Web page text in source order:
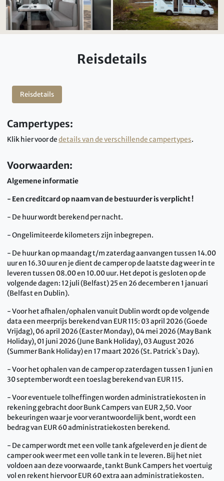
Reisdetails
Reisdetails
Campertypes:
Klik hier voor dedetails van de verschillende campertypes.
Voorwaarden:
Algemene informatie
- Een creditcard op naam van de bestuurder is verplicht !
- De huur wordt berekend per nacht.
- Ongelimiteerde kilometers zijn inbegrepen.
- De huur kan op maandag t/m zaterdag aanvangen tussen 14.00
uur en 16.30 uur en je dient de camper op de laatste dag weer in te
leveren tussen 08.00 en 10.00 uur. Het depot is gesloten op de
volgende dagen: 12 juli (Belfast) 25 en 26 december en 1 januari
(Belfast en Dublin).
- Voor het afhalen/ophalen vanuit Dublin wordt op de volgende
data een meerprijs berekend van EUR 115: 03 april 2026 (Goede
Vrijdag), 06 april 2026 (Easter Monday), 04 mei 2026 (May Bank
Holiday), 01 juni 2026 (June Bank Holiday), 03 August 2026
(Summer Bank Holiday) en 17 maart 2026 (St. Patrick`s Day).
- Voor het ophalen van de camper op zaterdagen tussen 1 juni en
30 september wordt een toeslag berekend van EUR 115.
- Voor eventuele tolheffingen worden administratiekosten in
rekening gebracht door Bunk Campers van EUR 2,50. Voor
bekeuringen waar je voor verantwoordelijk bent, wordt een
bedrag van EUR 60 administratiekosten berekend.
- De camper wordt met een volle tank afgeleverd en je dient de
camper ook weer met een volle tank in te leveren. Bij het niet
voldoen aan deze voorwaarde, tankt Bunk Campers het voertuig
vol en rekent hiervoor EUR 60 extra aan administratiekosten.